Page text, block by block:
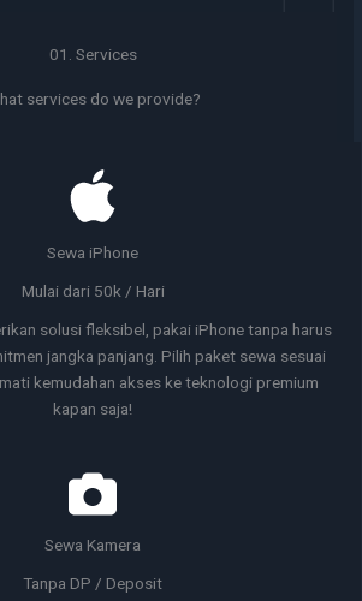
01. Services
services do we provide?
Sewa iPhone
Mulai dari 50k / Hari
solusi fleksibel, pakai iPhone tanpa harus
jangka panjang. Pilih paket sewa sesuai
kemudahan akses ke teknologi premium
kapan saja!
Sewa Kamera
Tanpa DP / Deposit